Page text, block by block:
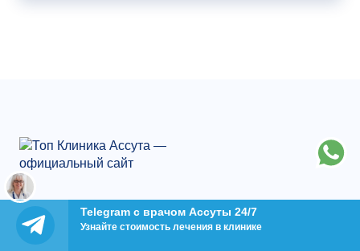
+97233760427 Израиль
+74957899230
Telegram с врачом Ассуты 24/7
Узнайте стоимость лечения в клинике